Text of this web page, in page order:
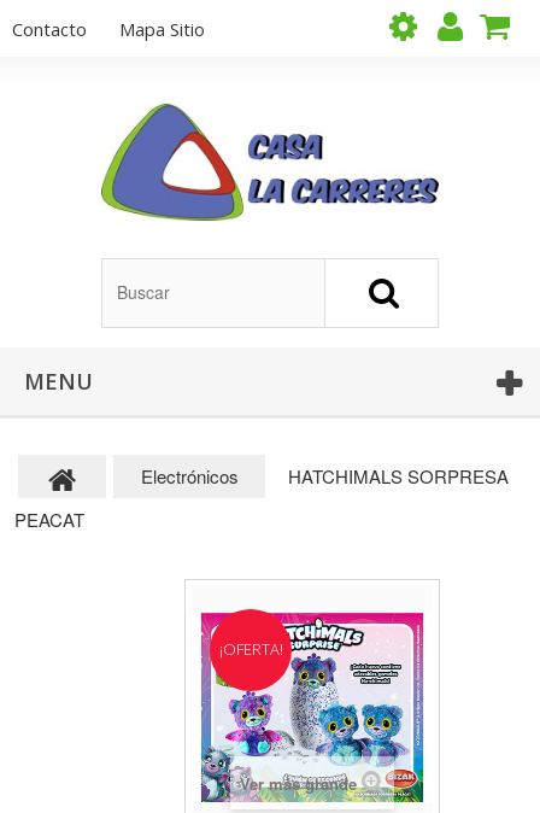
Contacto Mapa Sitio
MENU
Electrónicos
HATCHIMALS SORPRESA
PEACAT
¡OFERTA!
Ver más grande